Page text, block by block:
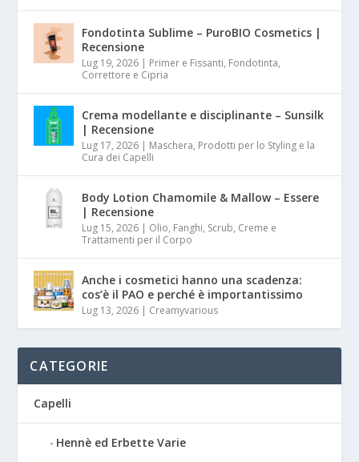
Fondotinta Sublime – PuroBIO Cosmetics |
Recensione
Lug 19, 2026 | Primer e Fissanti, Fondotinta,
Correttore e Cipria
Crema modellante e disciplinante – Sunsilk
| Recensione
Lug 17, 2026 | Maschera, Prodotti per lo Styling e la
Cura dei Capelli
Body Lotion Chamomile & Mallow – Essere
| Recensione
Lug 15, 2026 | Olio, Fanghi, Scrub, Creme e
Trattamenti per il Corpo
Anche i cosmetici hanno una scadenza:
cos’è il PAO e perché è importantissimo
Lug 13, 2026 | Creamyvarious
CATEGORIE
Capelli
Hennè ed Erbette Varie